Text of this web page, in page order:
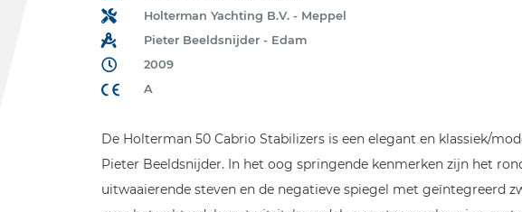
Holterman Yachting B.V. - Meppel
Pieter Beeldsnijder - Edam
2009
A
De Holterman 50 Cabrio Stabilizers is een elegant en klassiek/
Pieter Beeldsnijder. In het oog springende kenmerken zijn het
uitwaaierende steven en de negatieve spiegel met geïntegreerd